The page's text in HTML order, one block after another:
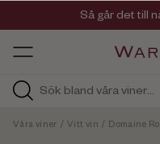
HOS
Viner med
Så går det till
Våra viner / Vitt vin / Domaine